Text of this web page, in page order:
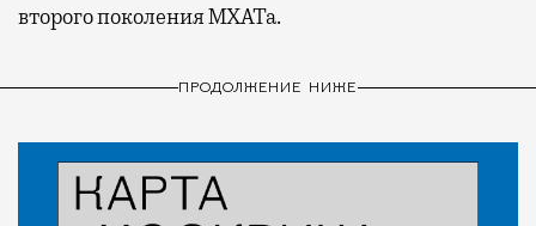
второго поколения МХАТа.
ПРОДОЛЖЕНИЕ НИЖЕ